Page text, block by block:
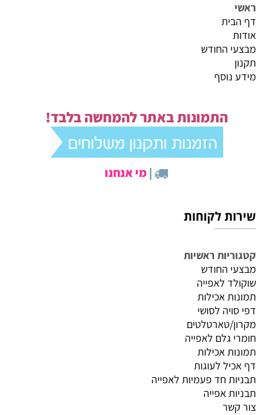
ראשי
דף הבית
אודות
מבצעי החודש
תקנון
מידע נוסף
התמונות באתר להמחשה בלבד!
|מי אנחנו
שירות לקוחות
קטגוריות ראשיות
מבצעי החודש
שוקולד לאפייה
תמונות אכילות
דפי סויה לסושי
מקרון/טארטלטים
חומרי גלם לאפייה
תמונות אכילות
דף אכיל לעוגות
תבניות חד פעמיות לאפייה
תבניות אפייה
צור קשר